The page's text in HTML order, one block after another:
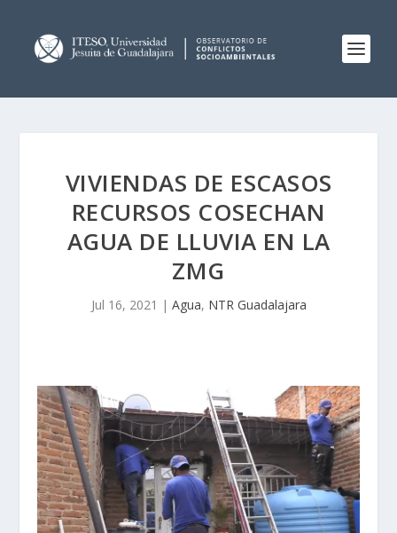
VIVIENDAS DE ESCASOS
RECURSOS COSECHAN
AGUA DE LLUVIA EN LA
ZMG
Jul 16, 2021 | Agua, NTR Guadalajara